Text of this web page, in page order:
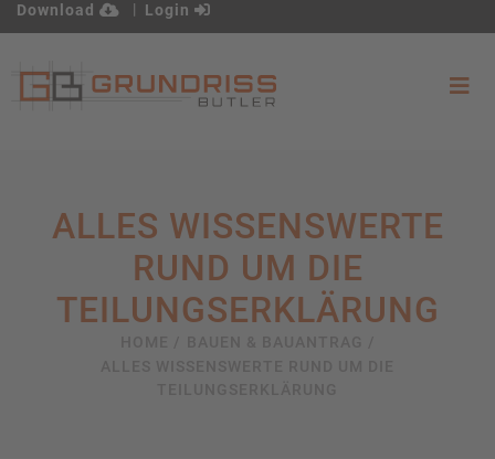
Download Login
ALLES WISSENSWERTE
RUND UM DIE
TEILUNGSERKLÄRUNG